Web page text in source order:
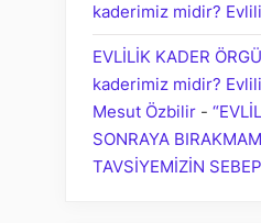
kaderimiz midir?
EVLİLİK KADER
kaderimiz midir?
Mesut Özbilir -
SONRAYA
TAVSİYEMİZİN